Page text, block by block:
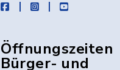
facebookinstagramyoutube
Öffnungszeiten
Bürger- und